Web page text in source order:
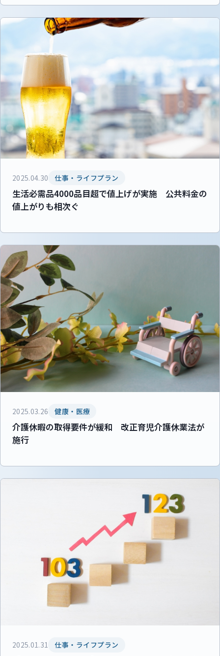
2025.04.30 仕事・ライフプラン
生活必需品4000品目超で値上げが実施 公共料金の
値上がりも相次ぐ
2025.03.26 健康・医療
介護休暇の取得要件が緩和 改正育児介護休業法が
施行
2025.01.31 仕事・ライフプラン